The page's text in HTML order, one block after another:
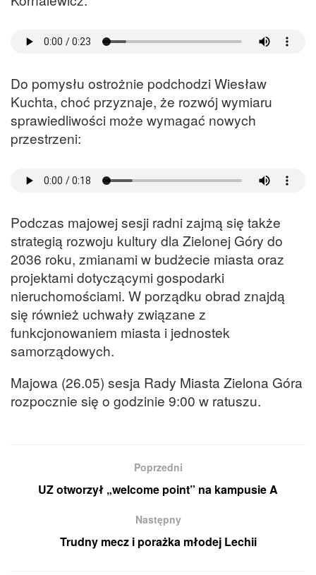
Do pomysłu ostrożnie podchodzi Wiesław
Kuchta, choć przyznaje, że rozwój wymiaru
sprawiedliwości może wymagać nowych
przestrzeni:
Podczas majowej sesji radni zajmą się także
strategią rozwoju kultury dla Zielonej Góry do
2036 roku, zmianami w budżecie miasta oraz
projektami dotyczącymi gospodarki
nieruchomościami. W porządku obrad znajdą
się również uchwały związane z
funkcjonowaniem miasta i jednostek
samorządowych.
Majowa (26.05) sesja Rady Miasta Zielona Góra
rozpocznie się o godzinie 9:00 w ratuszu.
Poprzedni
UZ otworzył „welcome point” na kampusie A
Następny
Trudny mecz i porażka młodej Lechii